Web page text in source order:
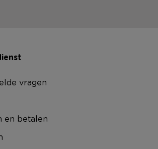
vragen
en betalen